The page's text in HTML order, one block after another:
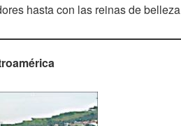
hasta con las reinas de